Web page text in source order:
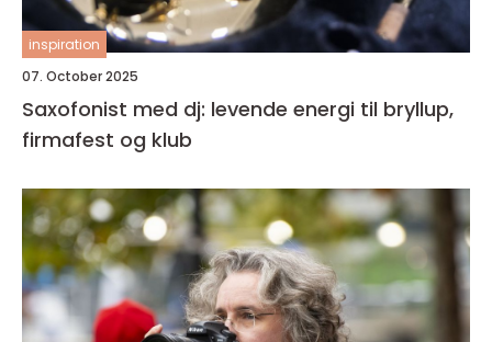
inspiration
07. October 2025
Saxofonist med dj: levende energi til bryllup,
firmafest og klub